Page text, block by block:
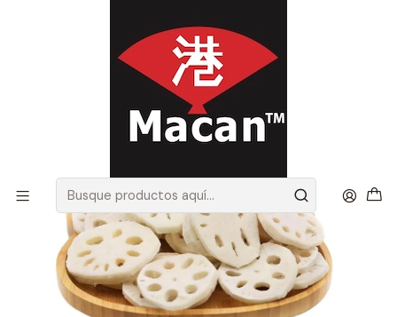
Productos Congelados
RAÍZ DE LOTO 500 GRS (Precio más IVA)